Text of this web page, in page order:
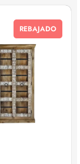
REBAJADO